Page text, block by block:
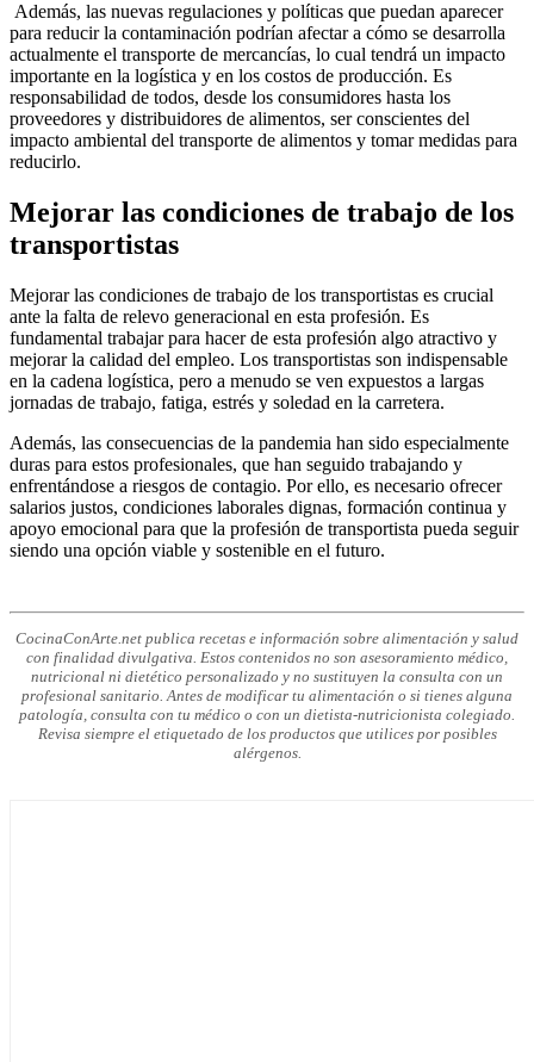
Además, las nuevas regulaciones y políticas que puedan aparecer
para reducir la contaminación podrían afectar a cómo se desarrolla
actualmente el transporte de mercancías, lo cual tendrá un impacto
importante en la logística y en los costos de producción. Es
responsabilidad de todos, desde los consumidores hasta los
proveedores y distribuidores de alimentos, ser conscientes del
impacto ambiental del transporte de alimentos y tomar medidas para
reducirlo.
Mejorar las condiciones de trabajo de los
transportistas
Mejorar las condiciones de trabajo de los transportistas es crucial
ante la falta de relevo generacional en esta profesión. Es
fundamental trabajar para hacer de esta profesión algo atractivo y
mejorar la calidad del empleo. Los transportistas son indispensable
en la cadena logística, pero a menudo se ven expuestos a largas
jornadas de trabajo, fatiga, estrés y soledad en la carretera.
Además, las consecuencias de la pandemia han sido especialmente
duras para estos profesionales, que han seguido trabajando y
enfrentándose a riesgos de contagio. Por ello, es necesario ofrecer
salarios justos, condiciones laborales dignas, formación continua y
apoyo emocional para que la profesión de transportista pueda seguir
siendo una opción viable y sostenible en el futuro.
CocinaConArte.net publica recetas e información sobre alimentación y salud
con finalidad divulgativa. Estos contenidos no son asesoramiento médico,
nutricional ni dietético personalizado y no sustituyen la consulta con un
profesional sanitario. Antes de modificar tu alimentación o si tienes alguna
patología, consulta con tu médico o con un dietista-nutricionista colegiado.
Revisa siempre el etiquetado de los productos que utilices por posibles
alérgenos.